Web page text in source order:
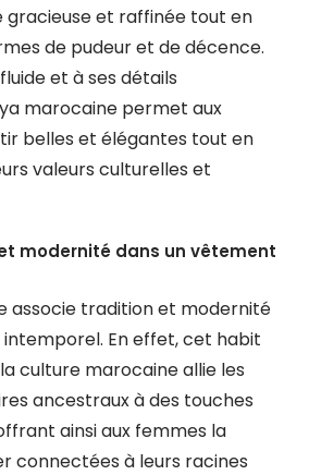
gracieuse et raffinée tout en
de pudeur et de décence.
et à ses détails
marocaine permet aux
belles et élégantes tout en
valeurs culturelles et
modernité dans un vêtement
associe tradition et modernité
En effet, cet habit
culture marocaine allie les
ancestraux à des touches
ainsi aux femmes la
connectées à leurs racines